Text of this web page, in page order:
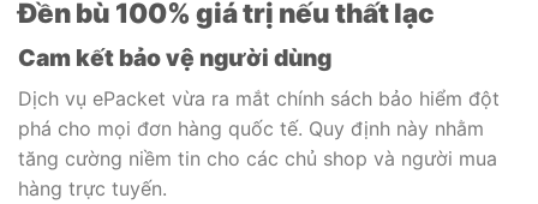
Đền bù 100% giá trị nếu thất lạc
Cam kết bảo vệ người dùng
Dịch vụ ePacket vừa ra mắt chính sách bảo hiểm đột
phá cho mọi đơn hàng quốc tế. Quy định này nhằm
tăng cường niềm tin cho các chủ shop và người mua
hàng trực tuyến.